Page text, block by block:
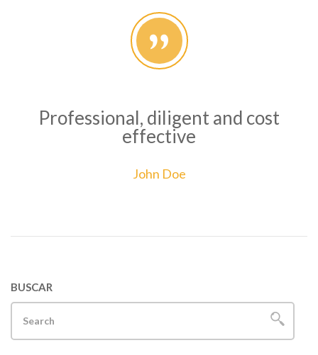
Professional, diligent and cost
effective
John Doe
BUSCAR